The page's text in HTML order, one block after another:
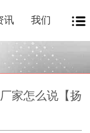
讯 我们
家怎么说【扬